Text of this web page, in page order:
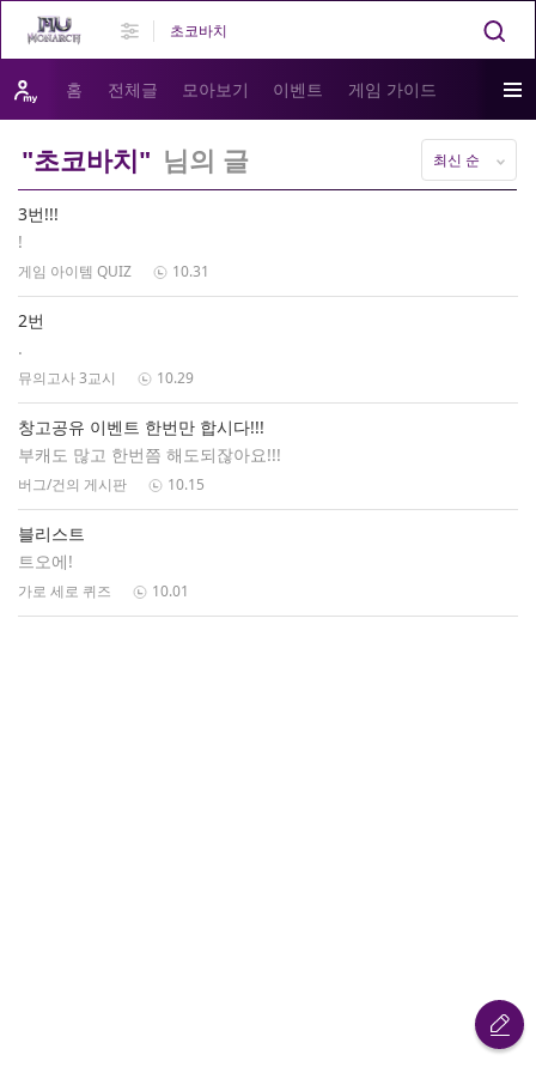
홈 전체글 모아보기 이벤트 게임 가이드
"초코바치" 님의 글 최신 순
3번!!!
!
게임 아이템 QUIZ 10.31
2번
.
뮤의고사 3교시 10.29
창고공유 이벤트 한번만 합시다!!!
부캐도 많고 한번쯤 해도되잖아요!!!
버그/건의 게시판 10.15
블리스트
트오에!
가로 세로 퀴즈 10.01